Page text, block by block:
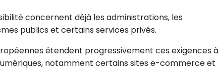
concernent déjà les administrations, les
publics et certains services privés.
étendent progressivement ces exigences à
notamment certains sites e-commerce et